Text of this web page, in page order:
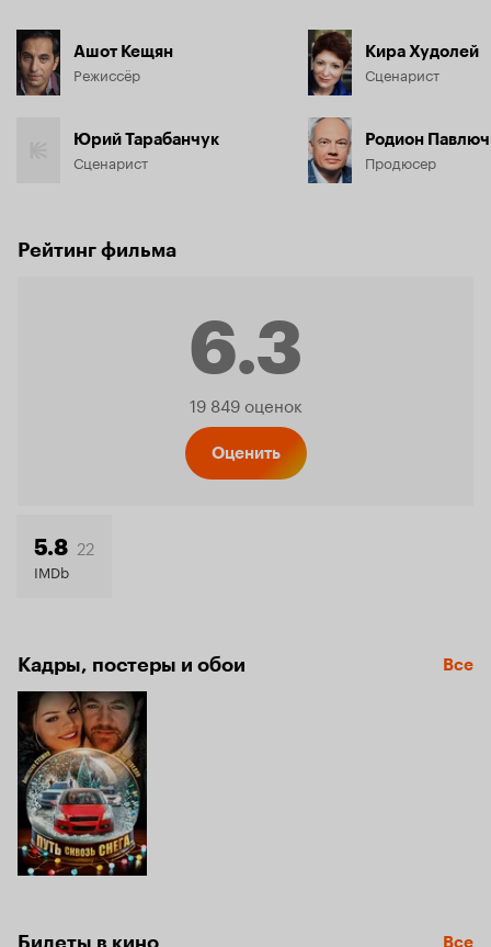
Ашот Кещян
Режиссёр
Юрий Тарабанчук
Сценарист
Кира Худолей
Сценарист
Родион
Продюсер
Рейтинг фильма
6.3
Рейтинг
19 849 оценок
Оценить
5.8 22
IMDb
Кадры, постеры и обои Все
Все